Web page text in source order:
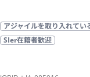
アジャイルを取り入れてい
SIer在籍者歓迎